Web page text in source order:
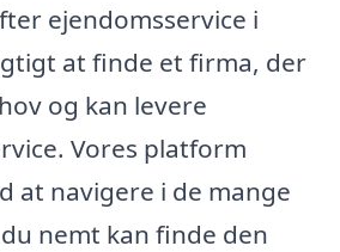
ejendomsservice i
at finde et firma, der
og kan levere
Vores platform
at navigere i de mange
nemt kan finde den